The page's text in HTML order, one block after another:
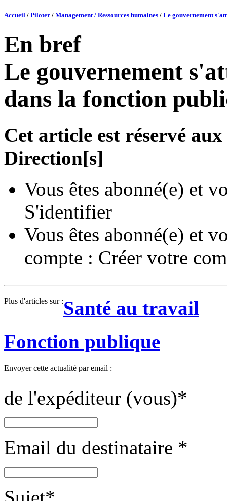
Accueil / Piloter / Management / Ressources humaines / Le gouvernement
En bref
Le gouvernement
dans la fonction
Cet article est réservé
Direction[s]
Vous êtes abonné(e) et
S'identifier
Vous êtes abonné(e) et
compte : Créer votre
Plus d'articles sur :Santé au travail
Fonction publique
Envoyer cette actualité par email :
de l'expéditeur (vous)*
Email du destinataire *